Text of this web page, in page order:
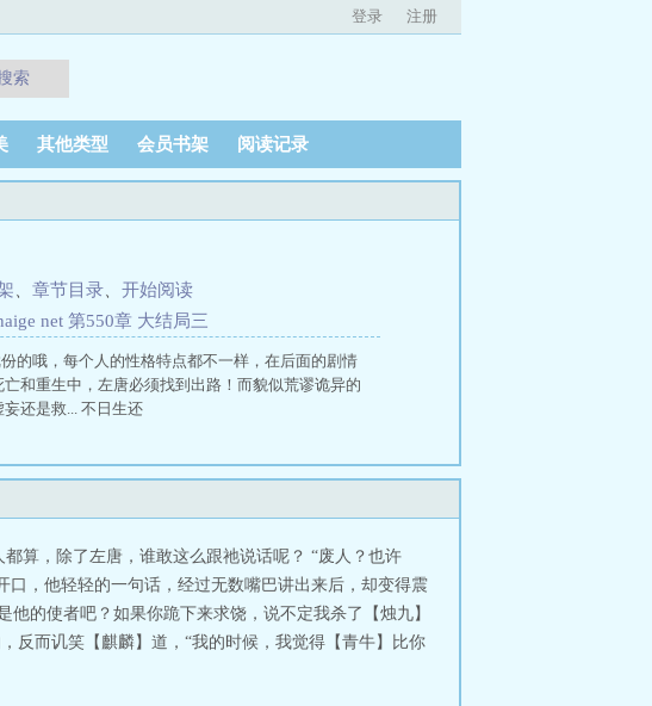
登录 注册
索
其他类型 会员书架 阅读记录
章节目录
开始阅读
net 第550章 大结局三
的哦，每个人的性格特点都不一样，在后面的剧情
和重生中，左唐必须找到出路！而貌似荒谬诡异的
还是救... 不日生还
算，除了左唐，谁敢这么跟祂说话呢？ “废人？也许
口，他轻轻的一句话，经过无数嘴巴讲出来后，却变得震
的使者吧？如果你跪下来求饶，说不定我杀了【烛九】
反而讥笑【麒麟】道，“我的时候，我觉得【青牛】比你